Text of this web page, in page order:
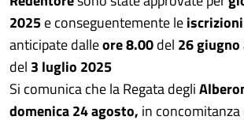
Facebook
su
Whatsapp
2025e conseguentemente leiscrizioni
anticipate dalleore 8.00del 26 giugno
del 3 luglio 2025
Si comunica che la Regata degli
domenica24agosto, in concomitanza